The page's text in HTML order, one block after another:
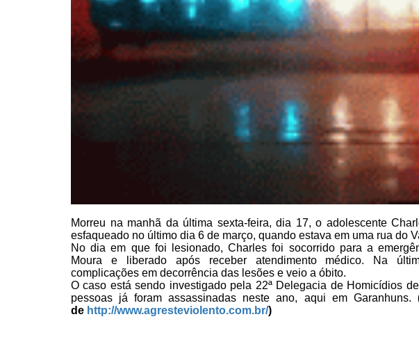
Morreu na manhã da última sexta-feira, dia 17, o adolescente
esfaqueado no último dia 6 de março, quando estava em uma rua do
No dia em que foi lesionado, Charles foi socorrido para a
Moura e liberado após receber atendimento médico. Na
complicações em decorrência das lesões e veio a óbito.
O caso está sendo investigado pela 22ª Delegacia de Homicídios
pessoas já foram assassinadas neste ano, aqui em Garanhuns.
de http://www.agresteviolento.com.br/)